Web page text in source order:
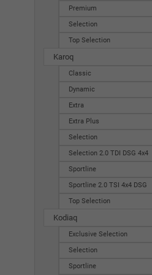
Premium
Selection
Top Selection
Karoq
Classic
Dynamic
Extra
Extra Plus
Selection
Selection 2.0 TDI DSG 4x4
Sportline
Sportline 2.0 TSI 4x4 DSG
Top Selection
Kodiaq
Exclusive Selection
Selection
Sportline